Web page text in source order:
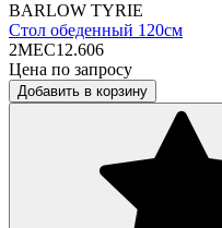
BARLOW TYRIE
Стол обеденный 120см
2MEC12.606
Цена по запросу
Добавить в корзину